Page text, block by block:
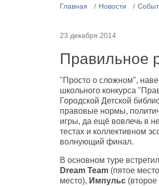
Главная Новости
23 декабря 2014
Правильное
"Просто о сложном",
школьного конкурса
Городской Детской
правовые нормы,
игры, да ещё вовлечь в
тестах и коллективном
волнующий финал.
В основном туре
Dream Team (пятое
место), Импульс (второе